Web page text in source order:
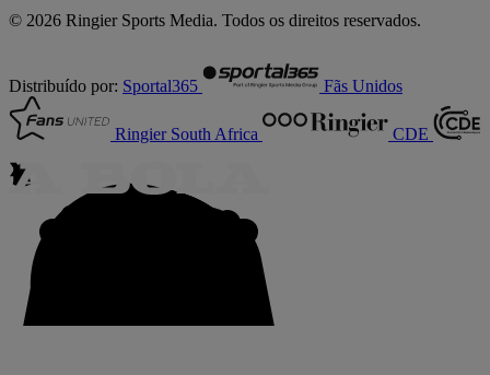
© 2026 Ringier Sports Media. Todos os direitos reservados.
Distribuído por: Sportal365 Fãs Unidos
Ringier South Africa CDE